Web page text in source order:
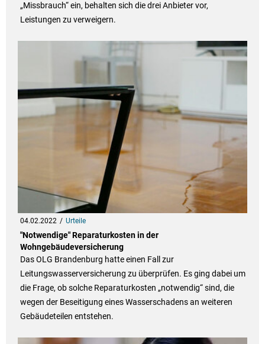
„Missbrauch“ ein, behalten sich die drei Anbieter vor,
Leistungen zu verweigern.
04.02.2022 Urteile
"Notwendige" Reparaturkosten in der
Wohngebäudeversicherung
Das OLG Brandenburg hatte einen Fall zur
Leitungswasserversicherung zu überprüfen. Es ging dabei um
die Frage, ob solche Reparaturkosten „notwendig“ sind, die
wegen der Beseitigung eines Wasserschadens an weiteren
Gebäudeteilen entstehen.